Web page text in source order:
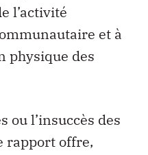
l’activité
et à
physique des
ou l’insuccès des
rapport offre,